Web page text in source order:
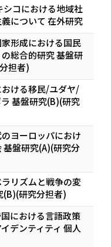
シコにおける地域社
について 在外研究
形成における国民
総合的研究 基盤研
担者)
ける移民/ユダヤ/
基盤研究(B)(研究
ヨーロッパにおけ
基盤研究(A)(研究分
リズムと戦争の変
(B)(研究分担者)
における言語政策
デンティティ 個人